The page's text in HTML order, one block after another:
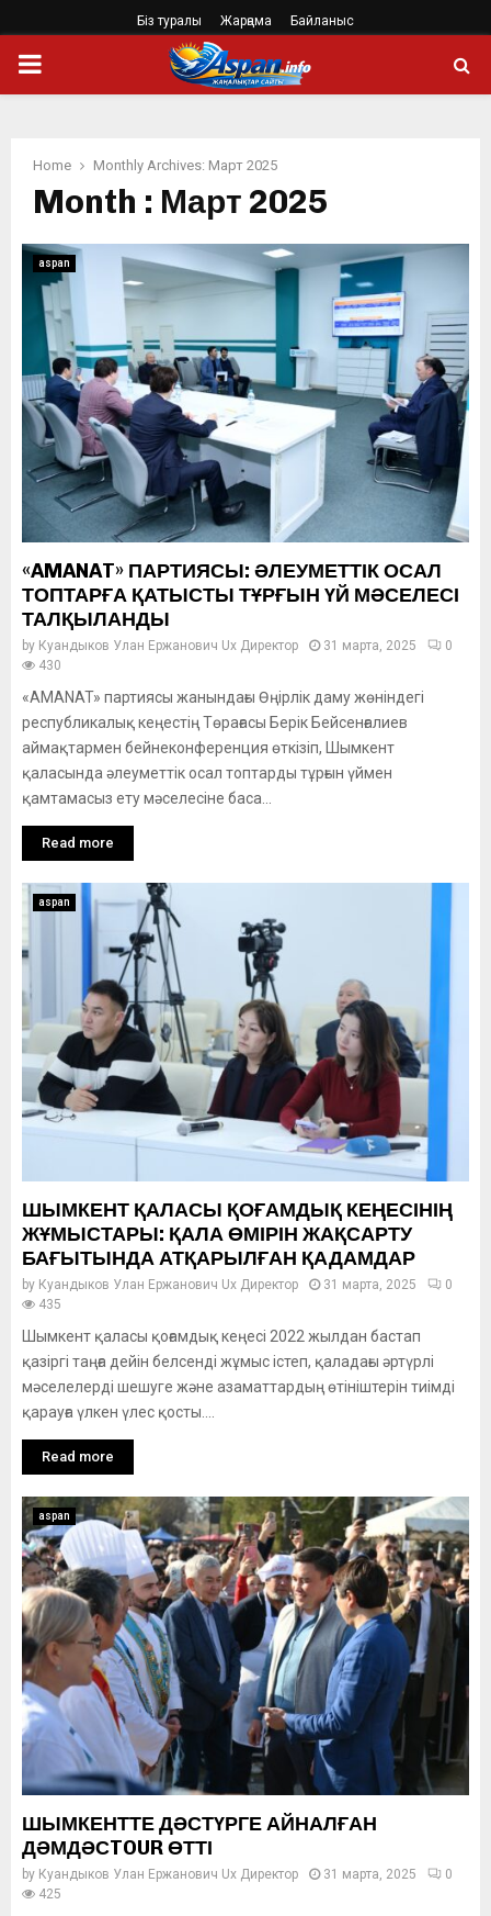
Біз туралы Жарңама Байланыс
PRIMARY
Home Monthly Archives: Март 2025
Month : Март 2025
aspan
«AMANAT» ПАРТИЯСЫ: ӘЛЕУМЕТТІК ОСАЛ
ТОПТАРҒА ҚАТЫСТЫ ТҰРҒЫН ҮЙ МӘСЕЛЕСІ
ТАЛҚЫЛАНДЫ
by Куандыков Улан Ержанович Ux Директор 31 марта, 2025
0
430
«AMANAT» партиясы жанындағы Өңірлік даму жөніндегі
республикалық кеңестің Төрағасы Берік Бейсенғалиев
аймақтармен бейнеконференция өткізіп, Шымкент
қаласында әлеуметтік осал топтарды тұрғын үймен
қамтамасыз ету мәселесіне баса...
Read more
aspan
ШЫМКЕНТ ҚАЛАСЫ ҚОҒАМДЫҚ КЕҢЕСІНІҢ
ЖҰМЫСТАРЫ: ҚАЛА ӨМІРІН ЖАҚСАРТУ
БАҒЫТЫНДА АТҚАРЫЛҒАН ҚАДАМДАР
by Куандыков Улан Ержанович Ux Директор 31 марта, 2025
0
435
Шымкент қаласы қоғамдық кеңесі 2022 жылдан бастап
қазіргі таңға дейін белсенді жұмыс істеп, қаладағы әртүрлі
мәселелерді шешуге және азаматтардың өтініштерін тиімді
қарауға үлкен үлес қосты....
Read more
aspan
ШЫМКЕНТТЕ ДӘСТҮРГЕ АЙНАЛҒАН
ДӘМДӘСTOUR ӨТТІ
by Куандыков Улан Ержанович Ux Директор 31 марта, 2025
0
425